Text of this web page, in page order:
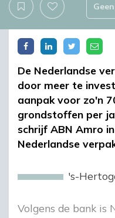
De Nederlandse
door meer te
aanpak voor zo'n
grondstoffen per
schrijf ABN Amro
Nederlandse
's-
Volgens de bank is